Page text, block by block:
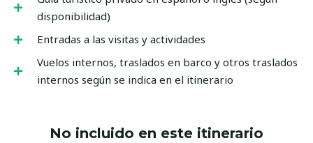
disponibilidad)
Entradas a las visitas y actividades
Vuelos internos, traslados en barco y otros traslados
internos según se indica en el itinerario
No incluido en este itinerario